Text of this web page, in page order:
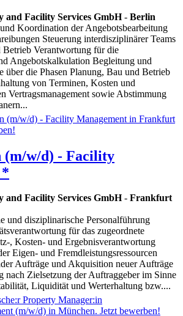
Facility Services GmbH- Berlin
Koordination der Angebotsbearbeitung
Steuerung interdisziplinärer Teams
Betrieb Verantwortung für die
Angebotskalkulation Begleitung und
über die Phasen Planung, Bau und Betrieb
von Terminen, Kosten und
Vertragsmanagement sowie Abstimmung
(m/w/d) - Facility
*
Facility Services GmbH- Frankfurt
und disziplinarische Personalführung
für das zugeordnete
, Kosten- und Ergebnisverantwortung
Eigen- und Fremdleistungsressourcen
Aufträge und Akquisition neuer Aufträge
nach Zielsetzung der Auftraggeber im Sinne
Liquidität und Werterhaltung bzw....